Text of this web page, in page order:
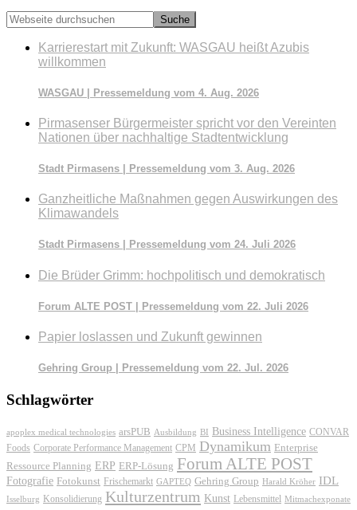
Webseite
durchsuchen
Karrierestart mit Zukunft: WASGAU heißt Azubis
willkommen
WASGAU | Pressemeldung vom 4. Aug. 2026
Pirmasenser Bürgermeister spricht vor den Vereinten
Nationen über nachhaltige Stadtentwicklung
Stadt Pirmasens | Pressemeldung vom 3. Aug. 2026
Ganzheitliche Maßnahmen gegen Auswirkungen des
Klimawandels
Stadt Pirmasens | Pressemeldung vom 24. Juli 2026
Die Brüder Grimm: hochpolitisch und demokratisch
Forum ALTE POST | Pressemeldung vom 22. Juli 2026
Papier loslassen und Zukunft gewinnen
Gehring Group | Pressemeldung vom 22. Jul. 2026
Schlagwörter
apoplex medical technologies arsPUB Ausbildung BI Business Intelligence CONVAR
Foods Corporate Performance Management CPM Dynamikum Enterprise
Ressource Planning ERP ERP-Lösung Forum ALTE POST
Fotografie Fotokunst Frischemarkt GAPTEQ Gehring Group Harald Kröher IDL
Isselburg Konsolidierung Kulturzentrum Kunst Lebensmittel Mitmachexponate